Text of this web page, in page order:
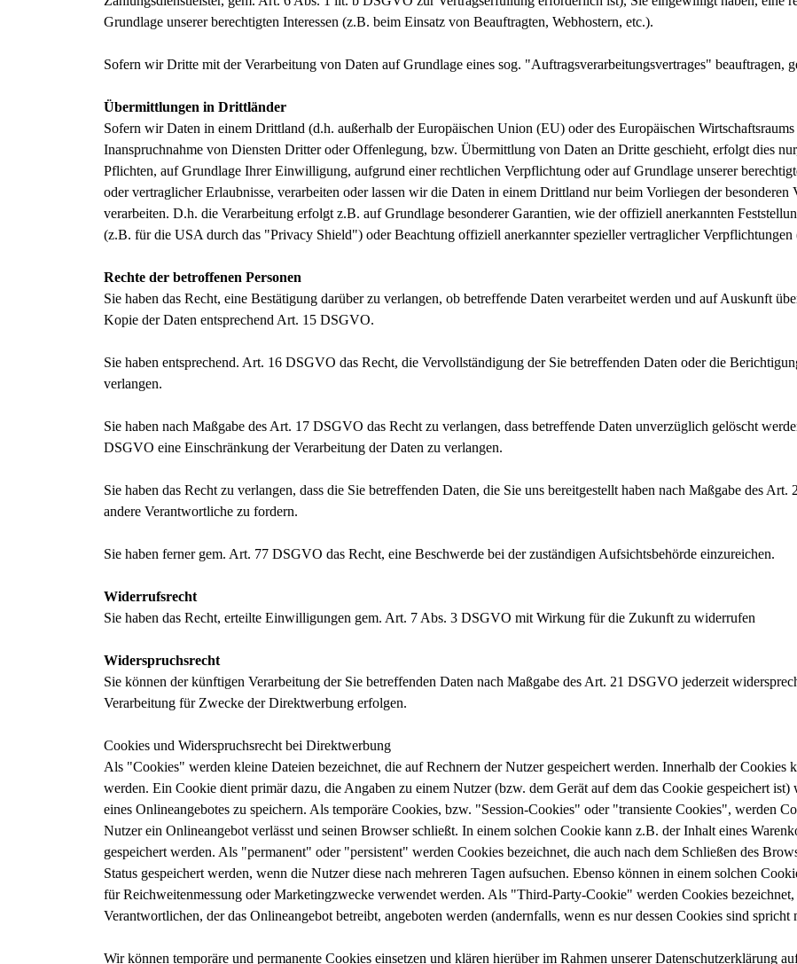
Grundlage unserer berechtigten Interessen (z.B. beim Einsatz von Beauftragten, Webhostern, etc.).
Sofern wir Dritte mit der Verarbeitung von Daten auf Grundlage eines sog. "Auftragsverarbeitungsvertrages" beauftragen,
Übermittlungen in Drittländer
Sofern wir Daten in einem Drittland (d.h. außerhalb der Europäischen Union (EU) oder des Europäischen
Inanspruchnahme von Diensten Dritter oder Offenlegung, bzw. Übermittlung von Daten an Dritte geschieht, erfolgt dies
Pflichten, auf Grundlage Ihrer Einwilligung, aufgrund einer rechtlichen Verpflichtung oder auf Grundlage unserer
oder vertraglicher Erlaubnisse, verarbeiten oder lassen wir die Daten in einem Drittland nur beim Vorliegen der
verarbeiten. D.h. die Verarbeitung erfolgt z.B. auf Grundlage besonderer Garantien, wie der offiziell anerkannten
(z.B. für die USA durch das "Privacy Shield") oder Beachtung offiziell anerkannter spezieller vertraglicher Verpflichtungen
Rechte der betroffenen Personen
Sie haben das Recht, eine Bestätigung darüber zu verlangen, ob betreffende Daten verarbeitet werden und auf Auskunft
Kopie der Daten entsprechend Art. 15 DSGVO.
Sie haben entsprechend. Art. 16 DSGVO das Recht, die Vervollständigung der Sie betreffenden Daten oder die
verlangen.
Sie haben nach Maßgabe des Art. 17 DSGVO das Recht zu verlangen, dass betreffende Daten unverzüglich gelöscht
DSGVO eine Einschränkung der Verarbeitung der Daten zu verlangen.
Sie haben das Recht zu verlangen, dass die Sie betreffenden Daten, die Sie uns bereitgestellt haben nach Maßgabe des
andere Verantwortliche zu fordern.
Sie haben ferner gem. Art. 77 DSGVO das Recht, eine Beschwerde bei der zuständigen Aufsichtsbehörde einzureichen.
Widerrufsrecht
Sie haben das Recht, erteilte Einwilligungen gem. Art. 7 Abs. 3 DSGVO mit Wirkung für die Zukunft zu widerrufen
Widerspruchsrecht
Sie können der künftigen Verarbeitung der Sie betreffenden Daten nach Maßgabe des Art. 21 DSGVO jederzeit
Verarbeitung für Zwecke der Direktwerbung erfolgen.
Cookies und Widerspruchsrecht bei Direktwerbung
Als "Cookies" werden kleine Dateien bezeichnet, die auf Rechnern der Nutzer gespeichert werden. Innerhalb der Cookies
werden. Ein Cookie dient primär dazu, die Angaben zu einem Nutzer (bzw. dem Gerät auf dem das Cookie gespeichert ist)
eines Onlineangebotes zu speichern. Als temporäre Cookies, bzw. "Session-Cookies" oder "transiente Cookies", werden
Nutzer ein Onlineangebot verlässt und seinen Browser schließt. In einem solchen Cookie kann z.B. der Inhalt eines
gespeichert werden. Als "permanent" oder "persistent" werden Cookies bezeichnet, die auch nach dem Schließen des
Status gespeichert werden, wenn die Nutzer diese nach mehreren Tagen aufsuchen. Ebenso können in einem solchen
für Reichweitenmessung oder Marketingzwecke verwendet werden. Als "Third-Party-Cookie" werden Cookies
Verantwortlichen, der das Onlineangebot betreibt, angeboten werden (andernfalls, wenn es nur dessen Cookies sind
Wir können temporäre und permanente Cookies einsetzen und klären hierüber im Rahmen unserer Datenschutzerklärung